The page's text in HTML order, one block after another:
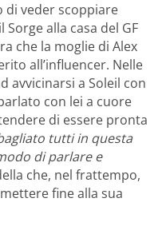
di veder scoppiare
alla casa del GF
che la moglie di Alex
all’influencer. Nelle
avvicinarsi a Soleil con
con lei a cuore
di essere pronta
tutti in questa
di parlare e
che, nel frattempo,
fine alla sua